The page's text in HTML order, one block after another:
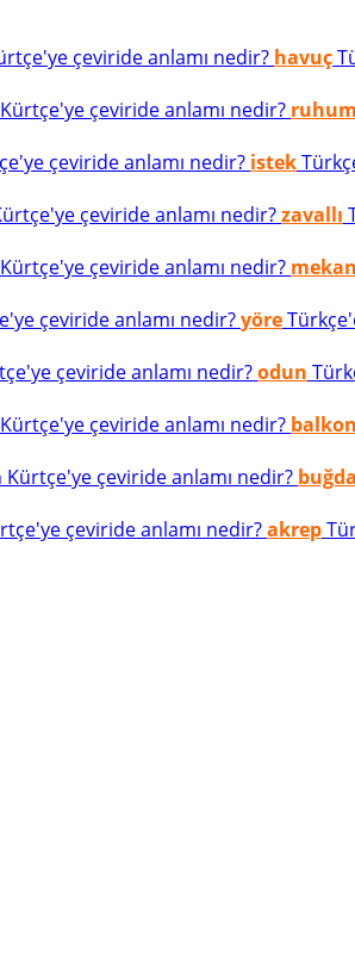
çeviride anlamı nedir? havuç
çeviride anlamı nedir? ruhum
çeviride anlamı nedir? istek
çeviride anlamı nedir?zavallı
çeviride anlamı nedir? mekan
çeviride anlamı nedir?yöre
çeviride anlamı nedir?odun
çeviride anlamı nedir? balkon
çeviride anlamı nedir?
çeviride anlamı nedir?akrep